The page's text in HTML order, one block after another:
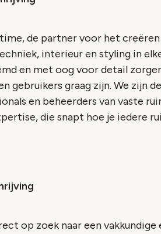
de partner voor het
interieur en styling in
en met oog voor detail
gebruikers graag zijn. We zijn
en beheerders van vaste
die snapt hoe je iedere
op zoek naar een vakkundige